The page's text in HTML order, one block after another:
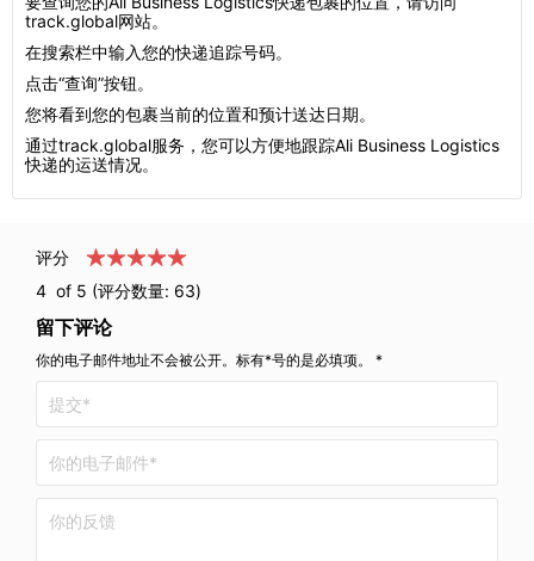
track.global网站。
在搜索栏中输入您的快递追踪号码。
点击“查询”按钮。
您将看到您的包裹当前的位置和预计送达日期。
通过track.global服务，您可以方便地跟踪Ali Business Logistics
快递的运送情况。
评分
4 of 5 (评分数量: 63)
留下评论
你的电子邮件地址不会被公开。标有*号的是必填项。 *